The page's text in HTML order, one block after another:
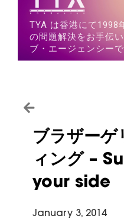
TYA は香港にて1998
の問題解決をお手伝
ブ・エージェンシーで
ブラザーゲ
ィング –
your side
January 3, 2014